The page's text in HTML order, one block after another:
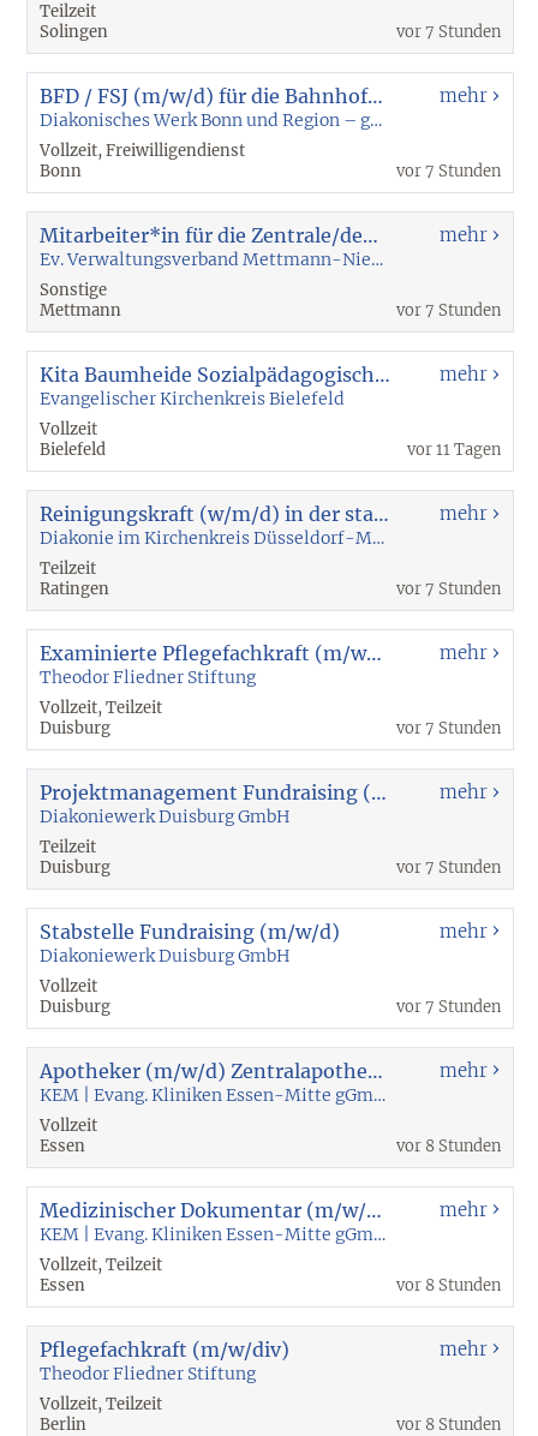
Teilzeit
Solingen
vor 7 Stunden
BFD / FSJ (m/w/d) für die Bahnhofsmission Bonn, in Vollzeit (39 Wochenstunden)
Diakonisches Werk Bonn und Region – gemeinnützige GmbH
Vollzeit, Freiwilligendienst
Bonn
mehr
vor 7 Stunden
Mitarbeiter*in für die Zentrale/den Empfang (m/w/d) Mitarbeiter*in für die Zentrale/den Empfang (m/w/d) (Teilzeit mit 15 Wochenstunden, montags-freitags) Die Beschäftigung erfolgt befristet für die Zeit bis zum 31.12.2027.
Ev. Verwaltungsverband Mettmann-Niederberg
Sonstige
Mettmann
mehr
vor 7 Stunden
Kita Baumheide Sozialpädagogische Fachkraft (m/w/d) in der gemeinsamen Erziehung
Evangelischer Kirchenkreis Bielefeld
Vollzeit
Bielefeld
mehr
vor 11 Tagen
Reinigungskraft (w/m/d) in der stationären Altenhilfe, Standort Ratingen, (20 Std./Woche)
Diakonie im Kirchenkreis Düsseldorf-Mettmann GmbH
Teilzeit
Ratingen
mehr
vor 7 Stunden
Examinierte Pflegefachkraft (m/w/div)
Theodor Fliedner Stiftung
Vollzeit, Teilzeit
Duisburg
mehr
vor 7 Stunden
Projektmanagement Fundraising (m/w/d)
Diakoniewerk Duisburg GmbH
Teilzeit
Duisburg
mehr
vor 7 Stunden
Stabstelle Fundraising (m/w/d)
Diakoniewerk Duisburg GmbH
Vollzeit
Duisburg
mehr
vor 7 Stunden
Apotheker (m/w/d) Zentralapotheke: Arzneimittelanamnese - Stationsarbeit - Stationsbelieferung
KEM | Evang. Kliniken Essen-Mitte gGmbH
Vollzeit
Essen
mehr
vor 8 Stunden
Medizinischer Dokumentar (m/w/d) Gynäkologische Onkologie
KEM | Evang. Kliniken Essen-Mitte gGmbH
Vollzeit, Teilzeit
Essen
mehr
vor 8 Stunden
Pflegefachkraft (m/w/div)
Theodor Fliedner Stiftung
Vollzeit, Teilzeit
Berlin
mehr
vor 8 Stunden